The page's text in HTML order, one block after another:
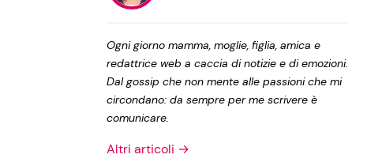
Privacy Policy
Ogni giorno mamma, moglie, figlia, amica e
redattrice web a caccia di notizie e di emozioni.
Dal gossip che non mente alle passioni che mi
circondano: da sempre per me scrivere è
comunicare.
Altri articoli →